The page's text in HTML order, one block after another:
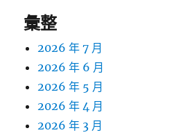
彙整
2026 年 7 月
2026 年 6 月
2026 年 5 月
2026 年 4 月
2026 年 3 月